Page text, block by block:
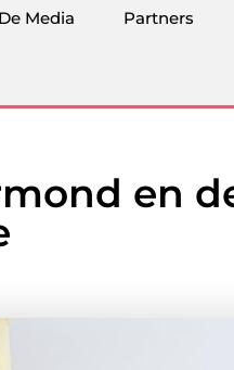
Media Partners
en